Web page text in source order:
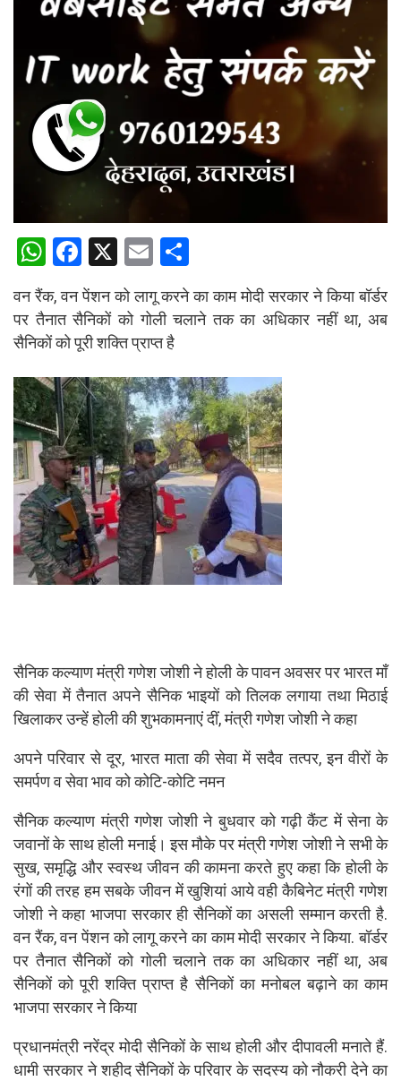
W
at
s
p
p
F
a
ce
b
o
k
X
E
ail ar
वन रैंक, वन पेंशन को लागू करने का काम मोदी सरकार ने किया बॉर्डर
पर तैनात सैनिकों को गोली चलाने तक का अधिकार नहीं था, अब
सैनिकों को पूरी शक्ति प्राप्त है
सैनिक कल्याण मंत्री गणेश जोशी ने होली के पावन अवसर पर भारत माँ
की सेवा में तैनात अपने सैनिक भाइयों को तिलक लगाया तथा मिठाई
खिलाकर उन्हें होली की शुभकामनाएं दीं, मंत्री गणेश जोशी ने कहा
अपने परिवार से दूर, भारत माता की सेवा में सदैव तत्पर, इन वीरों के
समर्पण व सेवा भाव को कोटि-कोटि नमन
सैनिक कल्याण मंत्री गणेश जोशी ने बुधवार को गढ़ी कैंट में सेना के
जवानों के साथ होली मनाई। इस मौके पर मंत्री गणेश जोशी ने सभी के
सुख, समृद्धि और स्वस्थ जीवन की कामना करते हुए कहा कि होली के
रंगों की तरह हम सबके जीवन में खुशियां आये वही कैबिनेट मंत्री गणेश
जोशी ने कहा भाजपा सरकार ही सैनिकों का असली सम्मान करती है.
वन रैंक, वन पेंशन को लागू करने का काम मोदी सरकार ने किया. बॉर्डर
पर तैनात सैनिकों को गोली चलाने तक का अधिकार नहीं था, अब
सैनिकों को पूरी शक्ति प्राप्त है सैनिकों का मनोबल बढ़ाने का काम
भाजपा सरकार ने किया
प्रधानमंत्री नरेंद्र मोदी सैनिकों के साथ होली और दीपावली मनाते हैं.
धामी सरकार ने शहीद सैनिकों के परिवार के सदस्य को नौकरी देने का